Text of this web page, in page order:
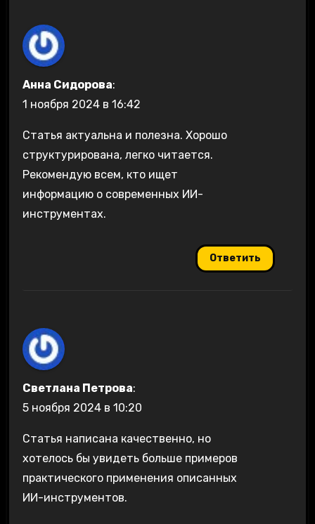
Анна Сидорова:
1 ноября 2024 в 16:42
Статья актуальна и полезна. Хорошо
структурирована, легко читается.
Рекомендую всем, кто ищет
информацию о современных ИИ-
инструментах.
Ответить
Светлана Петрова:
5 ноября 2024 в 10:20
Статья написана качественно, но
хотелось бы увидеть больше примеров
практического применения описанных
ИИ-инструментов.